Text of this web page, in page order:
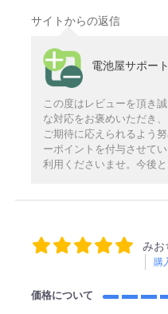
サイトからの返信
電池屋サポート
この度はレビューを頂き
な対応をお褒めいただき
ご期待に応えられるよう
ーポイントを付与させて
利用くださいませ。今後
みお
購
価格について